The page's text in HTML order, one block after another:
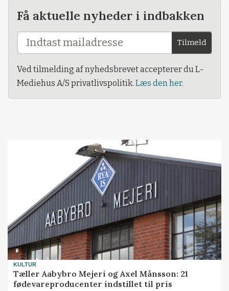
Få aktuelle nyheder i indbakken
Tilmeld
Ved tilmelding af nyhedsbrevet accepterer du L-
Mediehus A/S privatlivspolitik. Læs den her.
KULTUR
Tæller Aabybro Mejeri og Axel Månsson: 21
fødevareproducenter indstillet til pris